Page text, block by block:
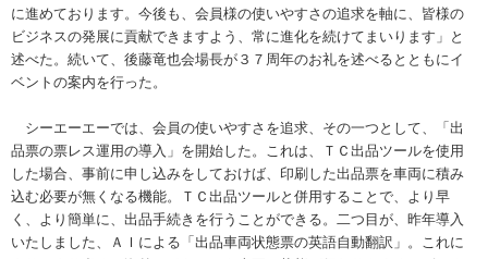
に進めております。今後も、会員様の使いやすさの追求を軸に、皆様の
ビジネスの発展に貢献できますよう、常に進化を続けてまいります」と
述べた。続いて、後藤竜也会場長が３７周年のお礼を述べるとともにイ
ベントの案内を行った。
シーエーエーでは、会員の使いやすさを追求、その一つとして、「出
品票の票レス運用の導入」を開始した。これは、ＴＣ出品ツールを使用
した場合、事前に申し込みをしておけば、印刷した出品票を車両に積み
込む必要が無くなる機能。ＴＣ出品ツールと併用することで、より早
く、より簡単に、出品手続きを行うことができる。二つ目が、昨年導入
いたしました、ＡＩによる「出品車両状態票の英語自動翻訳」。これに